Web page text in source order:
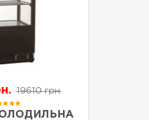
19610 грн.